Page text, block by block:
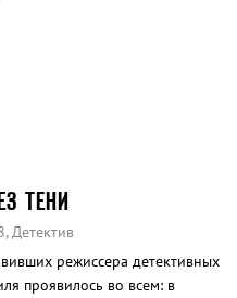
ТЕНИ
Детектив
режиссера детективных
проявилось во всем: в